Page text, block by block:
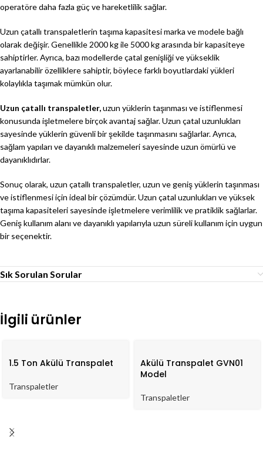
operatöre daha fazla güç ve hareketlilik sağlar.
Uzun çatallı transpaletlerin taşıma kapasitesi marka ve modele bağlı
olarak değişir. Genellikle 2000 kg ile 5000 kg arasında bir kapasiteye
sahiptirler. Ayrıca, bazı modellerde çatal genişliği ve yükseklik
ayarlanabilir özelliklere sahiptir, böylece farklı boyutlardaki yükleri
kolaylıkla taşımak mümkün olur.
Uzun çatallı transpaletler,uzun yüklerin taşınması ve istiflenmesi
konusunda işletmelere birçok avantaj sağlar. Uzun çatal uzunlukları
sayesinde yüklerin güvenli bir şekilde taşınmasını sağlarlar. Ayrıca,
sağlam yapıları ve dayanıklı malzemeleri sayesinde uzun ömürlü ve
dayanıklıdırlar.
Sonuç olarak, uzun çatallı transpaletler, uzun ve geniş yüklerin taşınması
ve istiflenmesi için ideal bir çözümdür. Uzun çatal uzunlukları ve yüksek
taşıma kapasiteleri sayesinde işletmelere verimlilik ve pratiklik sağlarlar.
Geniş kullanım alanı ve dayanıklı yapılarıyla uzun süreli kullanım için uygun
bir seçenektir.
Sık Sorulan Sorular
İlgili ürünler
1.5 Ton Akülü Transpalet
Transpaletler
Akülü Transpalet GVN01
Model
Transpaletler